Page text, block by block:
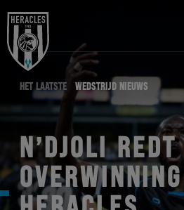
HET LAATSTE WEDSTRIJD NIEUWS
N’DJOLI REDT
OVERWINNING